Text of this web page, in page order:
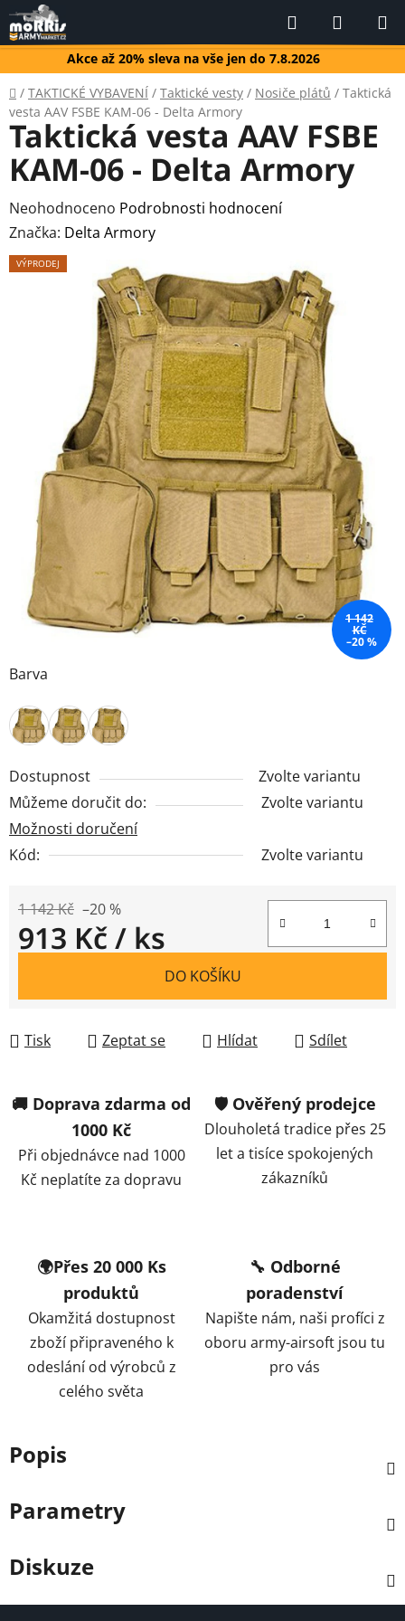
Přejít
na
obsah
Akce až 20% sleva na vše jen do 7.8.2026
Hledat
KOŠÍK
Domů
/ TAKTICKÉ VYBAVENÍ / Taktické vesty / Nosiče plátů / Taktická
vesta AAV FSBE KAM-06 - Delta Armory
Barva
Dostupnost
Zvolte variantu
Můžeme doručit do:
Zvolte variantu
Možnosti doručení
Kód:
Zvolte variantu
1 142 Kč –20 %
913 Kč/ ks
DO KOŠÍKU
Tisk Zeptat se Hlídat Sdílet
Taktická vesta AAV FSBE
KAM-06 - Delta Armory
Průměrné
hodnocení
produktu
Neohodnoceno Podrobnosti hodnocení
Značka: Delta Armory
VÝPRODEJ
1 142
KČ
–20 %
🚚 Doprava zdarma od
1000 Kč
Při objednávce nad 1000
Kč neplatíte za dopravu
🛡️ Ověřený prodejce
Dlouholetá tradice přes 25
let a tisíce spokojených
zákazníků
🌍Přes 20 000 Ks
produktů
Okamžitá dostupnost
zboží připraveného k
odeslání od výrobců z
celého světa
🔧 Odborné
poradenství
Napište nám, naši profíci z
oboru army-airsoft jsou tu
pro vás
Popis
Parametry
Diskuze